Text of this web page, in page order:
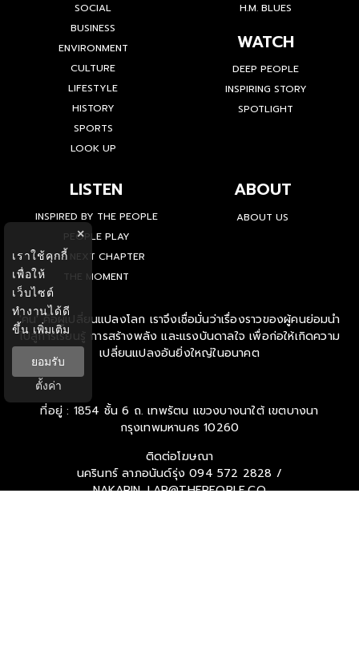
SOCIAL
BUSINESS
ENVIRONMENT
CULTURE
LIFESTYLE
HISTORY
SPORTS
LOOK UP
H.M. BLUES
WATCH
DEEP PEOPLE
INSPIRING STORY
SPOTLIGHT
LISTEN
INSPIRED BY THE PEOPLE
PEOPLE PLAY
THE NEXT CHAPTER
THE MOMENT
ABOUT
ABOUT US
'คน' คือผู้เปลี่ยนแปลงโลก เราจึงเชื่อมั่นว่าเรื่องราวของผู้คนย่อมนำ
ไปสู่การเรียนรู้ การสร้างพลัง และแรงบันดาลใจ เพื่อก่อให้เกิดความ
เปลี่ยนแปลงอันยิ่งใหญ่ในอนาคต
ที่อยู่ : 1854 ชั้น 6 ถ. เทพรัตน แขวงบางนาใต้ เขตบางนา
กรุงเทพมหานคร 10260
ติดต่อโฆษณา
นครินทร์ ลาภอนันด์รุ่ง 094 572 2828 /
NAKARIN_LAR@THEPEOPLE.CO
×
เราใช้คุกกี้
เพื่อให้
เว็บไซต์
ทำงานได้ดี
ขึ้น เพิ่มเติม
ยอมรับ
ตั้งค่า